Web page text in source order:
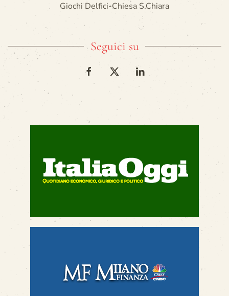
Giochi Delfici-Chiesa S.Chiara
Seguici su